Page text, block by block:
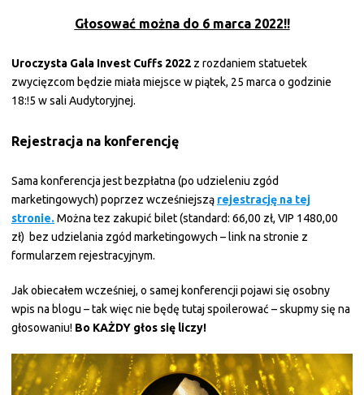
Głosować można do 6 marca 2022!!
Uroczysta Gala Invest Cuffs 2022 z rozdaniem statuetek
zwycięzcom będzie miała miejsce w piątek, 25 marca o godzinie
18:!5 w sali Audytoryjnej.
Rejestracja na konferencję
Sama konferencja jest bezpłatna (po udzieleniu zgód
marketingowych) poprzez wcześniejszą rejestrację na tej
stronie. Można tez zakupić bilet (standard: 66,00 zł, VIP 1480,00
zł) bez udzielania zgód marketingowych – link na stronie z
formularzem rejestracyjnym.
Jak obiecałem wcześniej, o samej konferencji pojawi się osobny
wpis na blogu – tak więc nie będę tutaj spoilerować – skupmy się na
głosowaniu! Bo KAŻDY głos się liczy!